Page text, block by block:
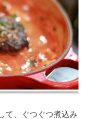
て、ぐつぐつ煮込み